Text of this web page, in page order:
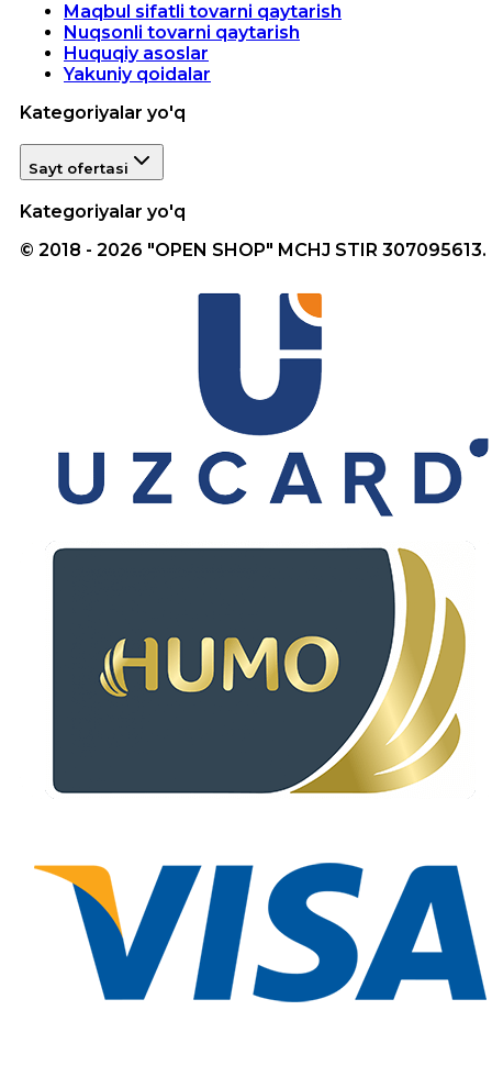
Maqbul sifatli tovarni qaytarish
Nuqsonli tovarni qaytarish
Huquqiy asoslar
Yakuniy qoidalar
Kategoriyalar yo'q
Sayt ofertasi
Kategoriyalar yo'q
© 2018 - 2026 "OPEN SHOP" MCHJ STIR 307095613.